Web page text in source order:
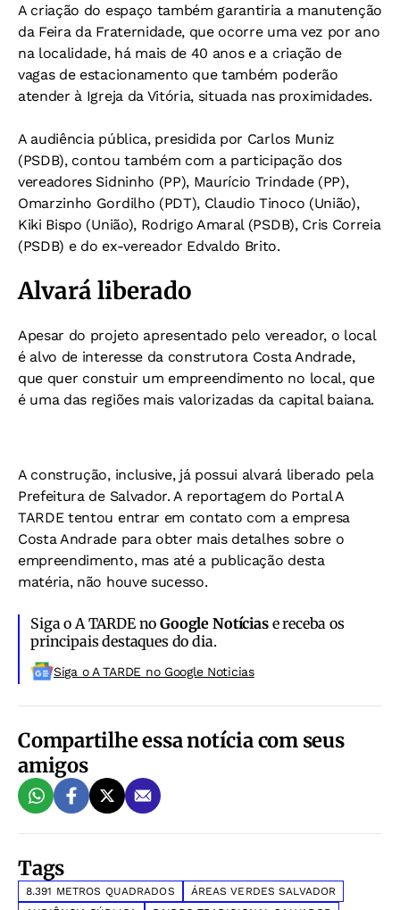
A criação do espaço também garantiria a manutenção
da Feira da Fraternidade, que ocorre uma vez por ano
na localidade, há mais de 40 anos e a criação de
vagas de estacionamento que também poderão
atender à Igreja da Vitória, situada nas proximidades.
A audiência pública, presidida por Carlos Muniz
(PSDB), contou também com a participação dos
vereadores Sidninho (PP), Maurício Trindade (PP),
Omarzinho Gordilho (PDT), Claudio Tinoco (União),
Kiki Bispo (União), Rodrigo Amaral (PSDB), Cris Correia
(PSDB) e do ex-vereador Edvaldo Brito.
Alvará liberado
Apesar do projeto apresentado pelo vereador, o local
é alvo de interesse da construtora Costa Andrade,
que quer constuir um empreendimento no local, que
é uma das regiões mais valorizadas da capital baiana.
A construção, inclusive, já possui alvará liberado pela
Prefeitura de Salvador. A reportagem do Portal A
TARDE tentou entrar em contato com a empresa
Costa Andrade para obter mais detalhes sobre o
empreendimento, mas até a publicação desta
matéria, não houve sucesso.
Siga o A TARDE noGoogle Notíciase receba os
principais destaques do dia.
Siga o A TARDE no Google Noticias
Compartilhe essa notícia com seus
amigos
Tags
8.391 METROS QUADRADOS
ÁREAS VERDES SALVADOR